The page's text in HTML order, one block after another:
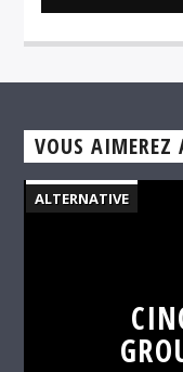
VOUS AIMEREZ
ALTERNATIVE